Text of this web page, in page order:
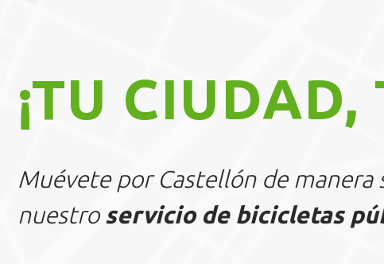
¡TU CIUDAD,
Muévete por Castellón de manera
nuestro servicio de bicicletas